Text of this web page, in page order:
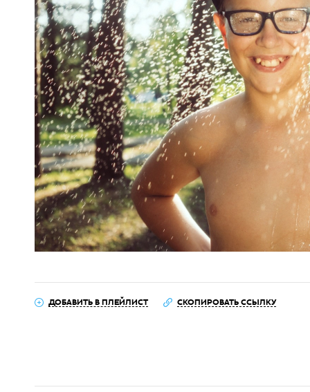
ДОБАВИТЬ В ПЛЕЙЛИСТ СКОПИРОВАТЬ ССЫЛКУ